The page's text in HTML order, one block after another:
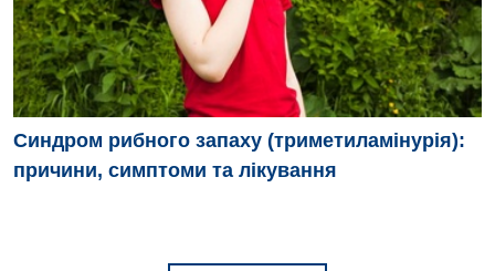
Синдром рибного запаху (триметиламінурія):
причини, симптоми та лікування